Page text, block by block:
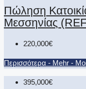
Πώληση
Μεσσηνίας
220,000€
Περισσότερα - Mehr -
395,000€